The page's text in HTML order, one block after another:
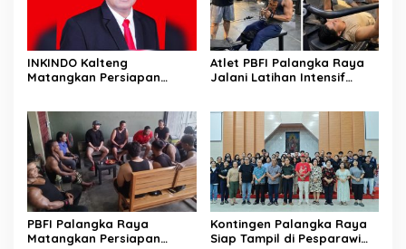
INKINDO Kalteng
Matangkan Persiapan
Atlet PBFI Palangka Raya
Jalani Latihan Intensif
PBFI Palangka Raya
Matangkan Persiapan
Kontingen Palangka Raya
Siap Tampil di Pesparawi